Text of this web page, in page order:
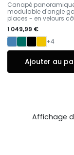
Canapé
modulable d'angle
places - en velours
1 049,99 €
+4
Ajouter au
Affichage